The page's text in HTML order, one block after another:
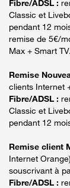
Fibre/ADSL :
Classic et
pendant 12
remise de 5€/
Max + Smart TV.
Remise
clients Internet
Fibre/ADSL :
Classic et
pendant 12
Remise client
Internet
souscrivant à
Fibre/ADSL :